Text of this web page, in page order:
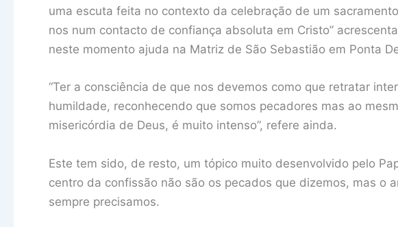
uma escuta feita no contexto da celebração de um
nos num contacto de confiança absoluta em Cristo”
neste momento ajuda na Matriz de São Sebastião em Ponta
“Ter a consciência de que nos devemos como que retratar
humildade, reconhecendo que somos pecadores mas ao
misericórdia de Deus, é muito intenso”, refere ainda.
Este tem sido, de resto, um tópico muito desenvolvido pelo
centro da confissão não são os pecados que dizemos, mas o
sempre precisamos.